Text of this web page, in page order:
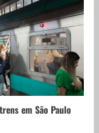
em São Paulo